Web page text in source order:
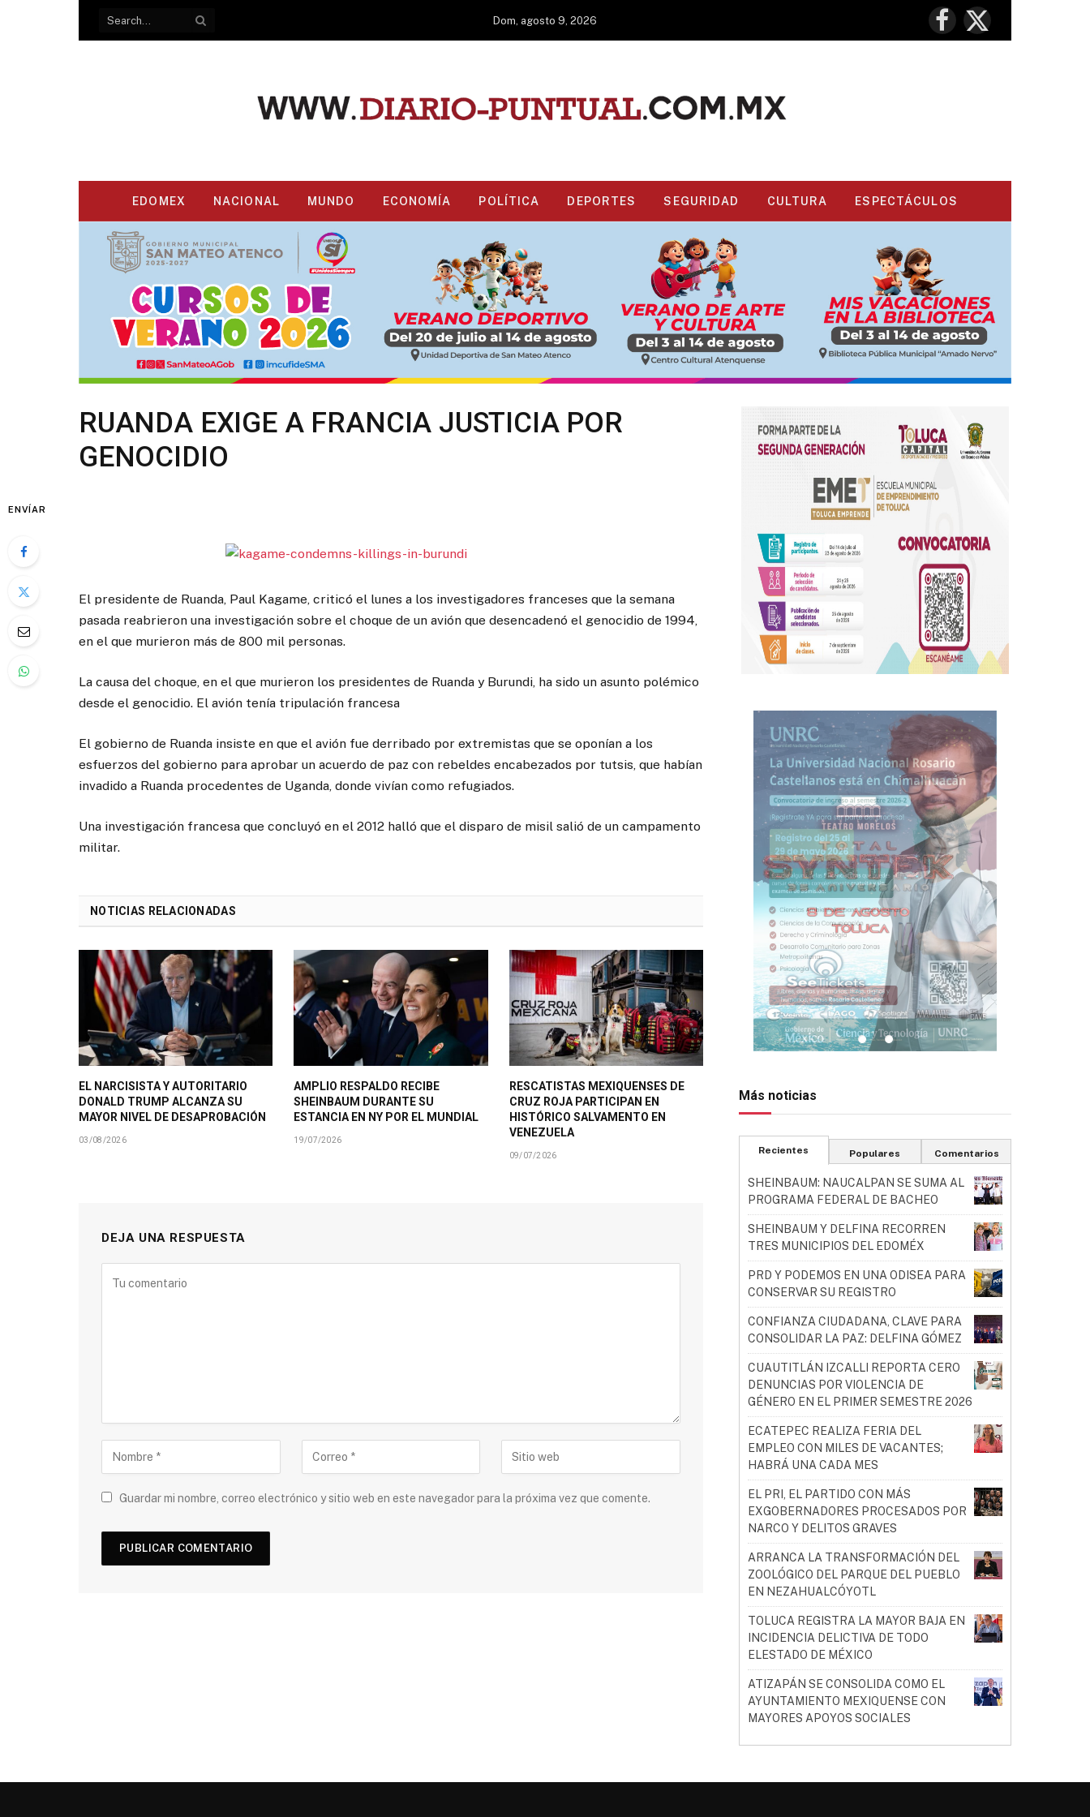
Dom, agosto 9, 2026
Facebook
X
(Twitter)
EDOMEX NACIONAL MUNDO ECONOMÍA POLÍTICA DEPORTES SEGURIDAD CULTURA ESPECTÁCULOS
RUANDA EXIGE A FRANCIA JUSTICIA POR
GENOCIDIO
ENVÍAR
El presidente de Ruanda, Paul Kagame, criticó el lunes a los investigadores franceses que la semana
pasada reabrieron una investigación sobre el choque de un avión que desencadenó el genocidio de 1994,
en el que murieron más de 800 mil personas.
La causa del choque, en el que murieron los presidentes de Ruanda y Burundi, ha sido un asunto polémico
desde el genocidio. El avión tenía tripulación francesa
El gobierno de Ruanda insiste en que el avión fue derribado por extremistas que se oponían a los
esfuerzos del gobierno para aprobar un acuerdo de paz con rebeldes encabezados por tutsis, que habían
invadido a Ruanda procedentes de Uganda, donde vivían como refugiados.
Una investigación francesa que concluyó en el 2012 halló que el disparo de misil salió de un campamento
militar.
NOTICIAS RELACIONADAS
EL NARCISISTA Y AUTORITARIO
DONALD TRUMP ALCANZA SU
MAYOR NIVEL DE DESAPROBACIÓN
03/08/2026
AMPLIO RESPALDO RECIBE
SHEINBAUM DURANTE SU
ESTANCIA EN NY POR EL MUNDIAL
19/07/2026
RESCATISTAS MEXIQUENSES DE
CRUZ ROJA PARTICIPAN EN
HISTÓRICO SALVAMENTO EN
VENEZUELA
09/07/2026
DEJA UNA RESPUESTA
Guardar mi nombre, correo electrónico y sitio web en este navegador para la próxima vez que comente.
Más noticias
Recientes Populares Comentarios
SHEINBAUM: NAUCALPAN SE SUMA AL
PROGRAMA FEDERAL DE BACHEO
SHEINBAUM Y DELFINA RECORREN
TRES MUNICIPIOS DEL EDOMÉX
PRD Y PODEMOS EN UNA ODISEA PARA
CONSERVAR SU REGISTRO
CONFIANZA CIUDADANA, CLAVE PARA
CONSOLIDAR LA PAZ: DELFINA GÓMEZ
CUAUTITLÁN IZCALLI REPORTA CERO
DENUNCIAS POR VIOLENCIA DE
GÉNERO EN EL PRIMER SEMESTRE 2026
ECATEPEC REALIZA FERIA DEL
EMPLEO CON MILES DE VACANTES;
HABRÁ UNA CADA MES
EL PRI, EL PARTIDO CON MÁS
EXGOBERNADORES PROCESADOS POR
NARCO Y DELITOS GRAVES
ARRANCA LA TRANSFORMACIÓN DEL
ZOOLÓGICO DEL PARQUE DEL PUEBLO
EN NEZAHUALCÓYOTL
TOLUCA REGISTRA LA MAYOR BAJA EN
INCIDENCIA DELICTIVA DE TODO
ELESTADO DE MÉXICO
ATIZAPÁN SE CONSOLIDA COMO EL
AYUNTAMIENTO MEXIQUENSE CON
MAYORES APOYOS SOCIALES